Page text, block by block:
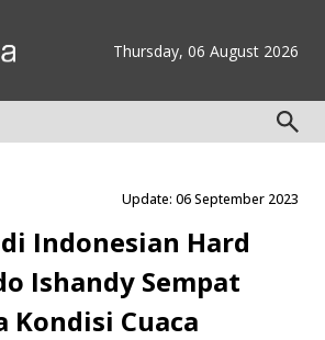
Thursday, 06 August 2026
Update: 06 September 2023
Indonesian Hard
Ishandy Sempat
Kondisi Cuaca